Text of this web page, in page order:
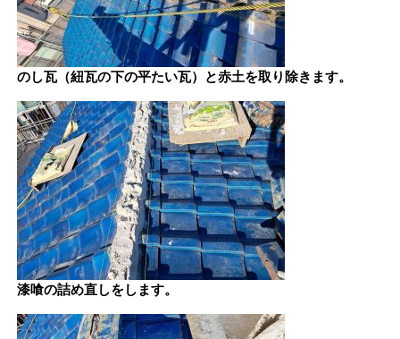
のし瓦（紐瓦の下の平たい瓦）と赤土を取り除きます。
漆喰の詰め直しをします。